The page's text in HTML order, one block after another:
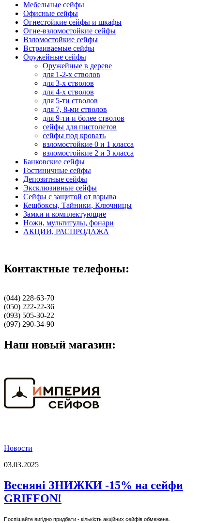
Мебельные сейфы
Офисные сейфы
Огнестойкие сейфы и шкафы
Огне-взломостойкие сейфы
Взломостойкие сейфы
Встраиваемые сейфы
Оружейные сейфы
Оружейные в дереве
для 1-2-х стволов
для 3-х стволов
для 4-х стволов
для 5-ти стволов
для 7, 8-ми стволов
для 9-ти и более стволов
сейфы для пистолетов
сейфы под кровать
взломостойкие 0 и 1 класса
взломостойкие 2 и 3 класса
Банковские сейфы
Гостиничные сейфы
Депозитные сейфы
Эксклюзивные сейфы
Сейфы с защитой от взрыва
Кешбоксы, Тайники, Ключницы
Замки и комплектующие
Ножи, мультитулы, фонари
АКЦИИ, РАСПРОДАЖА
Контактные телефоны:
(044) 228-63-70
(050) 222-22-36
(093) 505-30-22
(097) 290-34-90
Наш новый магазин:
Новости
03.03.2025
Весняні ЗНИЖКИ -15% на сейфи
GRIFFON!
Поспішайте вигідно придбати - кількість акційних сейфів обмежена.